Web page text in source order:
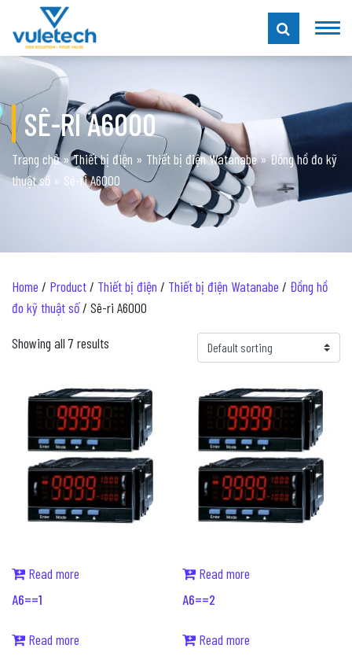
SÊ-RI A6000
Trang chủ»Thiết bị điện » Thiết bị điện Watanabe»Đồng hồ đo kỹ
thuật số» Sê-ri A6000
Home / Product/ Thiết bị điện / Thiết bị điện Watanabe / Đồng hồ
đo kỹ thuật số/ Sê-ri A6000
Showing all 7 results
Read more
A6==1
Read more
Read more
A6==2
Read more